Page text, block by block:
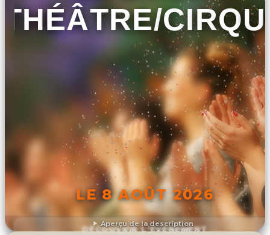
Aperçu de la description
THÉÂTRE/
LE 8 AOÛT 2026
DÉCOUVRIR L'ÉVÉNEMENT